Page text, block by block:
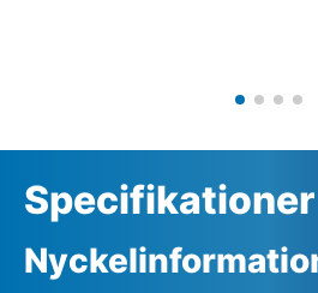
Specifikationer